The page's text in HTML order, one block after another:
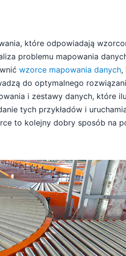
które odpowiadają
problemu mapowania
wzorce mapowania danych,
do optymalnego
i zestawy danych, które
tych przykładów i
to kolejny dobry sposób na